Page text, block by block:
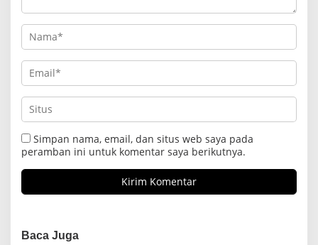
Simpan nama, email, dan situs web saya pada
peramban ini untuk komentar saya berikutnya.
Baca Juga